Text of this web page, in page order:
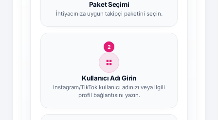
Paket Seçimi
İhtiyacınıza uygun takipçi paketini seçin.
2
Kullanıcı Adı Girin
Instagram/TikTok kullanıcı adınızı veya ilgili
profil bağlantısını yazın.